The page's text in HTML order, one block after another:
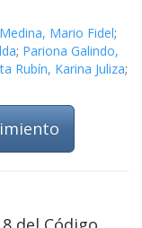
Mario Fidel;
; Pariona Galindo,
Rubín, Karina Juliza;